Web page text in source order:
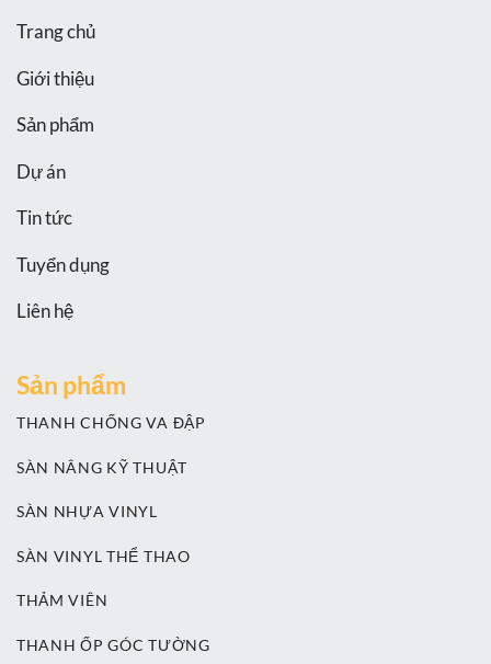
Trang chủ
Giới thiệu
Sản phẩm
Dự án
Tin tức
Tuyển dụng
Liên hệ
Sản phẩm
THANH CHỐNG VA ĐẬP
SÀN NÂNG KỸ THUẬT
SÀN NHỰA VINYL
SÀN VINYL THỂ THAO
THẢM VIÊN
THANH ỐP GÓC TƯỜNG